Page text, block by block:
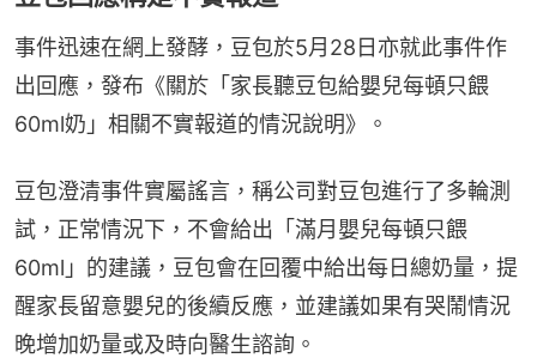
事件迅速在網上發酵，豆包於5月28日亦就此事件作
出回應，發布《關於「家長聽豆包給嬰兒每頓只餵
60ml奶」相關不實報道的情況說明》。
豆包澄清事件實屬謠言，稱公司對豆包進行了多輪測
試，正常情況下，不會給出「滿月嬰兒每頓只餵
60ml」的建議，豆包會在回覆中給出每日總奶量，提
醒家長留意嬰兒的後續反應，並建議如果有哭鬧情況
晚增加奶量或及時向醫生諮詢。